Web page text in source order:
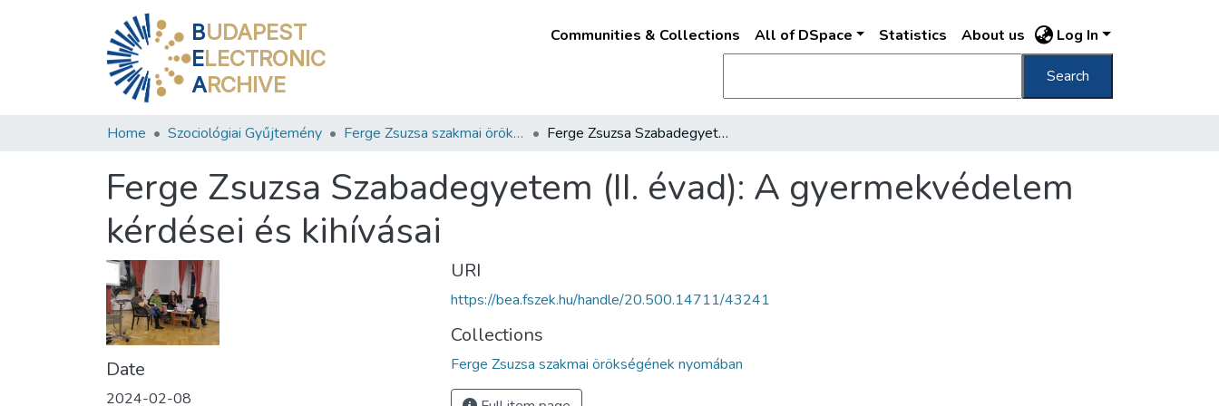
BUDAPEST
ELECTRONIC
ARCHIVE
Communities & Collections All of DSpace Statistics About us Log In
Search
Home Szociológiai Gyűjtemény Ferge Zsuzsa szakmai örökségének nyomában Ferge Zsuzsa Szabadegyetem (II. évad): A gyermekvédelem kérdései és kihívásai
Ferge Zsuzsa Szabadegyetem (II. évad): A gyermekvédelem
kérdései és kihívásai
Date
2024-02-08
URI
https://bea.fszek.hu/handle/20.500.14711/43241
Collections
Ferge Zsuzsa szakmai örökségének nyomában